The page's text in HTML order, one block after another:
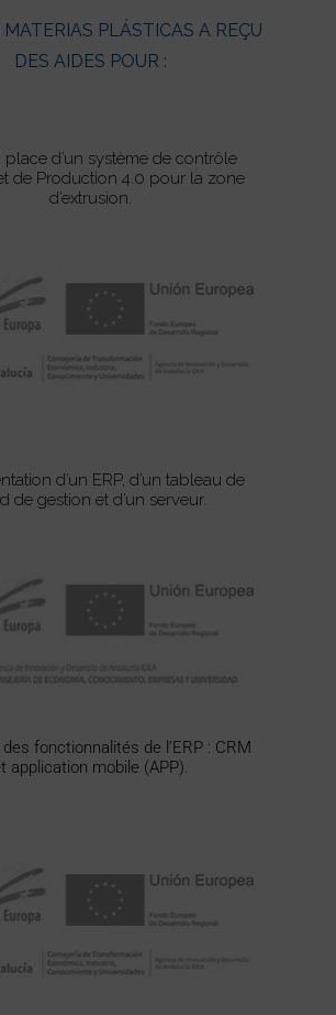
MATERIAS PLÁSTICAS A REÇU
DES AIDES POUR :
place d’un système de contrôle
de Production 4.0 pour la zone
d’extrusion.
d’un ERP, d’un tableau de
de gestion et d’un serveur.
fonctionnalités de l’ERP : CRM
application mobile (APP).